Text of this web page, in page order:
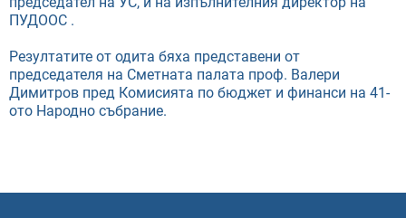
ПУДООС .
Резултатите от одита бяха представени от
председателя на Сметната палата проф. Валери
Димитров пред Комисията по бюджет и финанси на 41-
ото Народно събрание.